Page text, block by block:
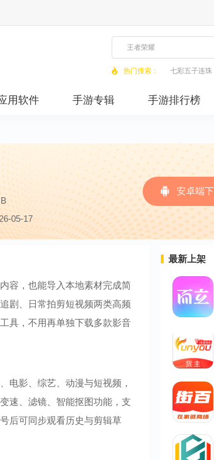
热门搜索： 七彩五子连珠
用软件 手游专辑 手游排行榜
05-17
安卓端
容，也能导入本地素材完成简
剧、日常拍剪短视频两类高频
具，不用再单独下载多款影音
电影、综艺、动漫与短视频，
速、滤镜、智能抠图功能，支
后可同步观看历史与剪辑草
最新上架